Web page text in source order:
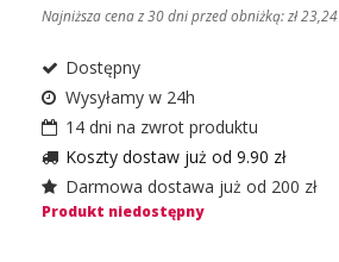
Najniższa cena z 30 dni przed obniżką:zł 23,24
Dostępny
Wysyłamy w 24h
14 dni na zwrot produktu
Koszty dostaw już od 9.90 zł
Darmowa dostawa już od 200 zł
Produkt niedostępny